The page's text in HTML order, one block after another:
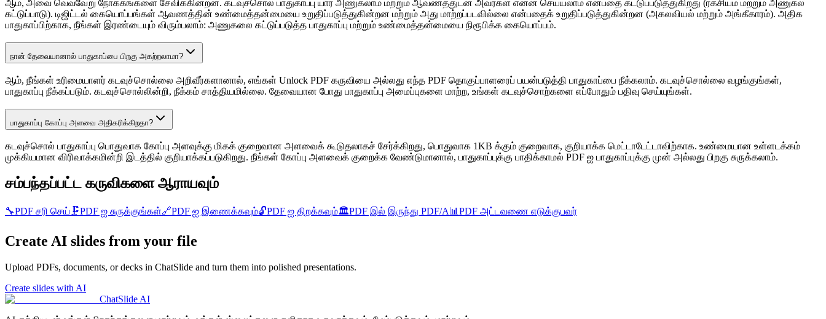
ஆம், அவை வெவ்வேறு நோக்கங்களை சேவிக்கின்றன. கடவுச்சொல் பாதுகாப்பு யார் அணுகலாம் மற்றும் ஆவணத்துடன் அவர்கள் என்ன செய்யலாம் என்பதை கட்டுப்படுத்துகிறது (ரகசியம் மற்றும் அணுகல்
கட்டுப்பாடு). டிஜிட்டல் கையொப்பங்கள் ஆவணத்தின் உண்மைத்தன்மையை உறுதிப்படுத்துகின்றன மற்றும் அது மாற்றப்படவில்லை என்பதைக் உறுதிப்படுத்துகின்றன (அகலவியல் மற்றும் அங்கீகாரம்). அதிக
பாதுகாப்பிற்காக, நீங்கள் இரண்டையும் விரும்பலாம்: அணுகலை கட்டுப்படுத்த பாதுகாப்பு மற்றும் உண்மைத்தன்மையை நிரூபிக்க கையொப்பம்.
நான் தேவையானால் பாதுகாப்பை பிறகு அகற்றலாமா?
ஆம், நீங்கள் உரிமையாளர் கடவுச்சொல்லை அறிவீர்களானால், எங்கள் Unlock PDF கருவியை அல்லது எந்த PDF தொகுப்பாளரைப் பயன்படுத்தி பாதுகாப்பை நீக்கலாம். கடவுச்சொல்லை வழங்குங்கள்,
பாதுகாப்பு நீக்கப்படும். கடவுச்சொல்லின்றி, நீக்கம் சாத்தியமில்லை. தேவையான போது பாதுகாப்பு அமைப்புகளை மாற்ற, உங்கள் கடவுச்சொற்களை எப்போதும் பதிவு செய்யுங்கள்.
பாதுகாப்பு கோப்பு அளவை அதிகரிக்கிறதா?
கடவுச்சொல் பாதுகாப்பு பொதுவாக கோப்பு அளவுக்கு மிகக் குறைவான அளவைக் கூடுதலாகச் சேர்க்கிறது, பொதுவாக 1KB க்கும் குறைவாக, குறியாக்க மெட்டாடேட்டாவிற்காக. உண்மையான உள்ளடக்கம்
முக்கியமான விரிவாக்கமின்றி இடத்தில் குறியாக்கப்படுகிறது. நீங்கள் கோப்பு அளவைக் குறைக்க வேண்டுமானால், பாதுகாப்புக்கு பாதிக்காமல் PDF ஐ பாதுகாப்புக்கு முன் அல்லது பிறகு சுருக்கலாம்.
சம்பந்தப்பட்ட கருவிகளை ஆராயவும்
🔧PDF சரி செய் 🗜️PDF ஐ சுருக்குங்கள்🔗PDF ஐ இணைக்கவும்🔓PDF ஐ திறக்கவும்🏛️PDF இல் இருந்து PDF/A📊 PDF அட்டவணை எடுக்குபவர்
Create AI slides from your file
Upload PDFs, documents, or decks in ChatSlide and turn them into polished presentations.
Create slides with AI
ChatSlide AI